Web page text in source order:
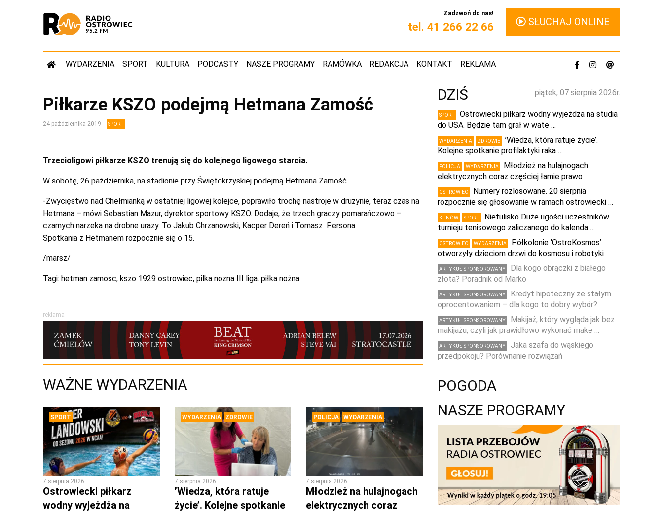
Zadzwoń do nas!
tel. 41 266 22 66 SŁUCHAJ ONLINE
WYDARZENIA SPORT KULTURA PODCASTY NASZE PROGRAMY RAMÓWKA REDAKCJA KONTAKT REKLAMA
Piłkarze KSZO podejmą Hetmana Zamość
24 października 2019 SPORT
Trzecioligowi piłkarze KSZO trenują się do kolejnego ligowego starcia.
W sobotę, 26 października, na stadionie przy Świętokrzyskiej podejmą Hetmana Zamość.
-Zwycięstwo nad Chełmianką w ostatniej ligowej kolejce, poprawiło trochę nastroje w drużynie, teraz czas na
Hetmana – mówi Sebastian Mazur, dyrektor sportowy KSZO. Dodaje, że trzech graczy pomarańczowo –
czarnych narzeka na drobne urazy. To Jakub Chrzanowski, Kacper Dereń i Tomasz Persona.
Spotkania z Hetmanem rozpocznie się o 15.
/marsz/
Tagi: hetman zamosc, kszo 1929 ostrowiec, pilka nozna III liga, piłka nożna
reklama
WAŻNE WYDARZENIA
SPORT
7 sierpnia 2026
Ostrowiecki piłkarz
wodny wyjeżdża na
WYDARZENIA ZDROWIE
7 sierpnia 2026
’Wiedza, która ratuje
życie’. Kolejne spotkanie
POLICJA WYDARZENIA
7 sierpnia 2026
Młodzież na hulajnogach
elektrycznych coraz
piątek, 07 sierpnia 2026r.
DZIŚ
SPORT
Ostrowiecki piłkarz wodny wyjeżdża na studia
do USA. Będzie tam grał w wate …
WYDARZENIA ZDROWIE
’Wiedza, która ratuje życie’.
Kolejne spotkanie profilaktyki raka …
POLICJA WYDARZENIA
Młodzież na hulajnogach
elektrycznych coraz częściej łamie prawo
OSTROWIEC
Numery rozlosowane. 20 sierpnia
rozpocznie się głosowanie w ramach ostrowiecki …
KUNÓW SPORT
Nietulisko Duże ugości uczestników
turnieju tenisowego zaliczanego do kalenda …
OSTROWIEC WYDARZENIA
Półkolonie 'OstroKosmos’
otworzyły dzieciom drzwi do kosmosu i robotyki
ARTYKUŁ SPONSOROWANY
Dla kogo obrączki z białego
złota? Poradnik od Marko
ARTYKUŁ SPONSOROWANY
Kredyt hipoteczny ze stałym
oprocentowaniem – dla kogo to dobry wybór?
ARTYKUŁ SPONSOROWANY
Makijaż, który wygląda jak bez
makijażu, czyli jak prawidłowo wykonać make …
ARTYKUŁ SPONSOROWANY
Jaka szafa do wąskiego
przedpokoju? Porównanie rozwiązań
POGODA
NASZE PROGRAMY